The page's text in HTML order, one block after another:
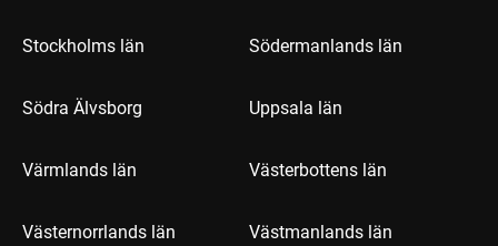
Stockholms län Södermanlands län
Södra Älvsborg Uppsala län
Värmlands län Västerbottens län
Västernorrlands län Västmanlands län